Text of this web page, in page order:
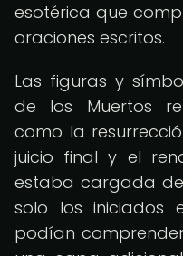
esotérica que
oraciones escritos.
Las figuras y
de los Muertos
como la
juicio final y el
estaba cargada
solo los iniciados
podían